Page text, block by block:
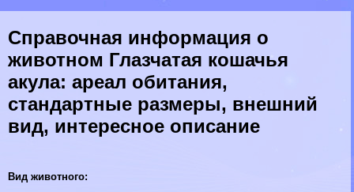
Справочная информация о
животном Глазчатая кошачья
акула: ареал обитания,
стандартные размеры, внешний
вид, интересное описание
Вид животного: